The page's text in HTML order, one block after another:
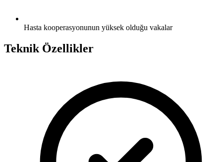
Hasta kooperasyonunun yüksek olduğu vakalar
Teknik Özellikler